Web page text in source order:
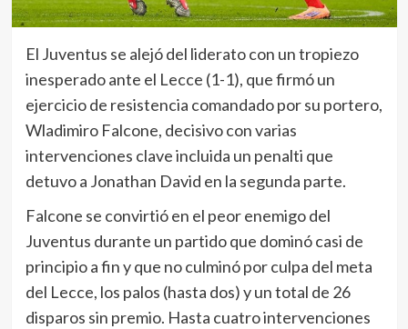
El Juventus se alejó del liderato con un tropiezo
inesperado ante el Lecce (1-1), que firmó un
ejercicio de resistencia comandado por su portero,
Wladimiro Falcone, decisivo con varias
intervenciones clave incluida un penalti que
detuvo a Jonathan David en la segunda parte.
Falcone se convirtió en el peor enemigo del
Juventus durante un partido que dominó casi de
principio a fin y que no culminó por culpa del meta
del Lecce, los palos (hasta dos) y un total de 26
disparos sin premio. Hasta cuatro intervenciones